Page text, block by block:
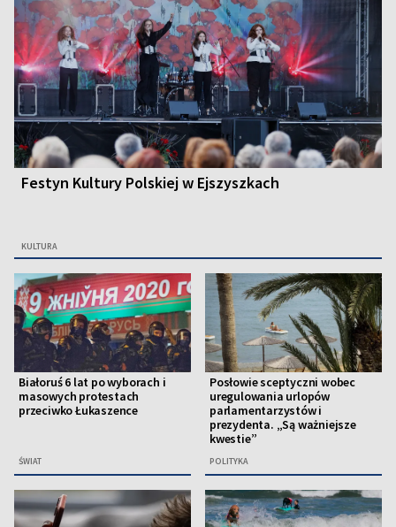
Festyn Kultury Polskiej w Ejszyszkach
KULTURA
Białoruś 6 lat po wyborach i
masowych protestach
przeciwko Łukaszence
ŚWIAT
Posłowie sceptyczni wobec
uregulowania urlopów
parlamentarzystów i
prezydenta. „Są ważniejsze
kwestie”
POLITYKA